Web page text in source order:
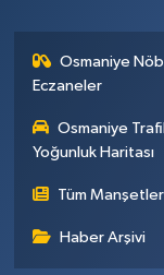
Osmaniye
Eczaneler
Osmaniye
Yoğunluk Haritası
Tüm Manşetler
Haber Arşivi